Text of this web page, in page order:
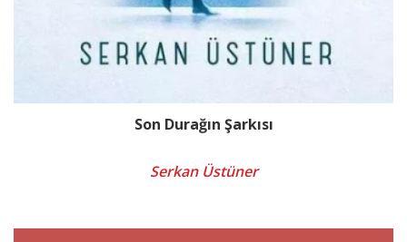
Son Durağın Şarkısı
Serkan Üstüner